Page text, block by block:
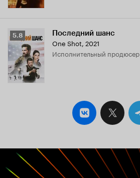
Рейтинг
Кинопоиска
5.8
5.8 Последний шанс
One Shot, 2021
исполнительный продюсер